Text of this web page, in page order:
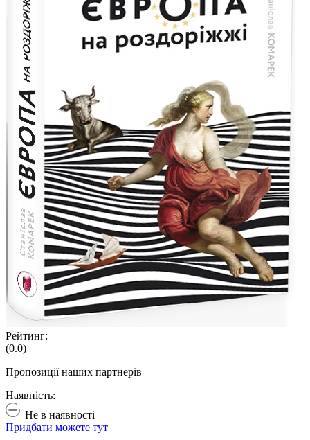
Рейтинг:
(0.0)
Пропозиції наших партнерів
Наявність:
Не в наявності
Придбати можете тут